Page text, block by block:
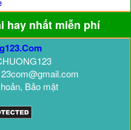
hay nhất miễn phí
Bảo mật